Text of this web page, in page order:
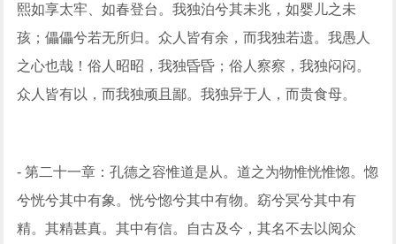
熙如享太牢、如春登台。我独泊兮其未兆，如婴儿之未
孩；儡儡兮若无所归。众人皆有余，而我独若遗。我愚人
之心也哉！俗人昭昭，我独昏昏；俗人察察，我独闷闷。
众人皆有以，而我独顽且鄙。我独异于人，而贵食母。
- 第二十一章：孔德之容惟道是从。道之为物惟恍惟惚。惚
兮恍兮其中有象。恍兮惚兮其中有物。窈兮冥兮其中有
精。其精甚真。其中有信。自古及今，其名不去以阅众